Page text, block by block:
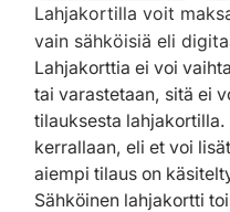
Lahjakortilla voit
vain sähköisiä eli
Lahjakorttia ei voi
tai varastetaan, sitä ei
tilauksesta
kerrallaan, eli et voi
aiempi tilaus on
Sähköinen lahjakortti